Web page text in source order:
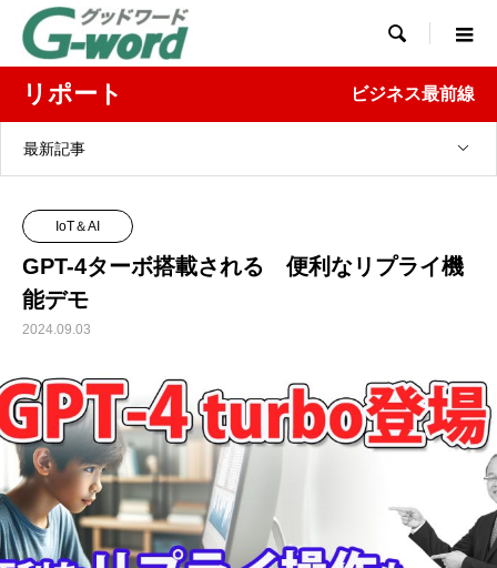

リポート ビジネス最前線
最新記事
IoT＆AI
GPT-4ターボ搭載される 便利なリプライ機
能デモ
2024.09.03